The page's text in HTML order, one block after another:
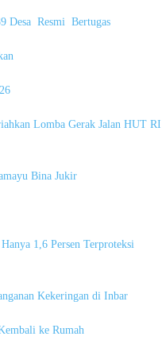
Desa Resmi Bertugas
Lomba Gerak Jalan HUT RI
Bina Jukir
1,6 Persen Terproteksi
Kekeringan di Inbar
ke Rumah